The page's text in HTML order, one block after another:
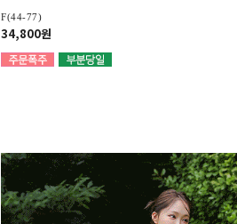
F(44-77)
34,800원